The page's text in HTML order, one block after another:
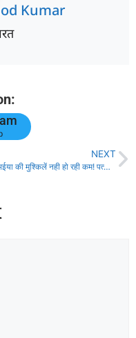
Kumar
NEXT
राजा भईया की मुश्किलें नही हो रही कम! पत्नी भानवी के बाद अब जिया उल हक कांड में सीबीआई का शिकंजा!